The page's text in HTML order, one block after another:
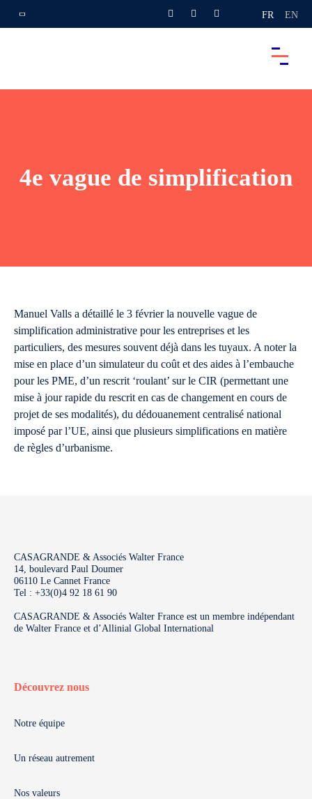
FR EN
4e vague de simplification
Manuel Valls a détaillé le 3 février la nouvelle vague de
simplification administrative pour les entreprises et les
particuliers, des mesures souvent déjà dans les tuyaux. A noter la
mise en place d’un simulateur du coût et des aides à l’embauche
pour les PME, d’un rescrit ‘roulant’ sur le CIR (permettant une
mise à jour rapide du rescrit en cas de changement en cours de
projet de ses modalités), du dédouanement centralisé national
imposé par l’UE, ainsi que plusieurs simplifications en matière
de règles d’urbanisme.
CASAGRANDE & Associés Walter France
14, boulevard Paul Doumer
06110 Le Cannet France
Tel : +33(0)4 92 18 61 90
CASAGRANDE & Associés Walter France est un membre indépendant
de Walter France et d’Allinial Global International
Découvrez nous
Notre équipe
Un réseau autrement
Nos valeurs